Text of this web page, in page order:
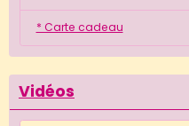
* Carte cadeau
Vidéos